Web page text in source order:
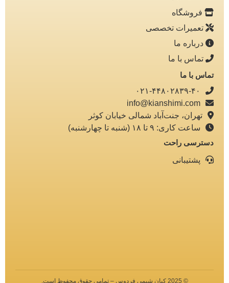
فروشگاه
تعمیرات تخصصی
درباره ما
تماس با ما
تماس با ما
تهران، جنت‌آباد شمالی خیابان کوثر
ساعت کاری: ۹ تا ۱۸ (شنبه تا چهارشنبه)
دسترسی راحت
پشتیبانی
©️ 2025 کیان شیمی فردوس – تمامی حقوق محفوظ است.